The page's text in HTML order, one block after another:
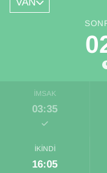
İMSAK
03:35
İKINDI
16:05